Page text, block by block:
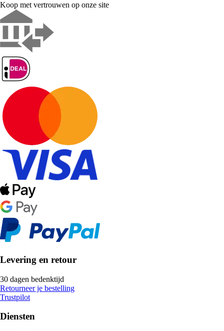
Koop met vertrouwen op onze site
Levering en retour
30 dagen bedenktijd
Retourneer je bestelling
Trustpilot
Diensten